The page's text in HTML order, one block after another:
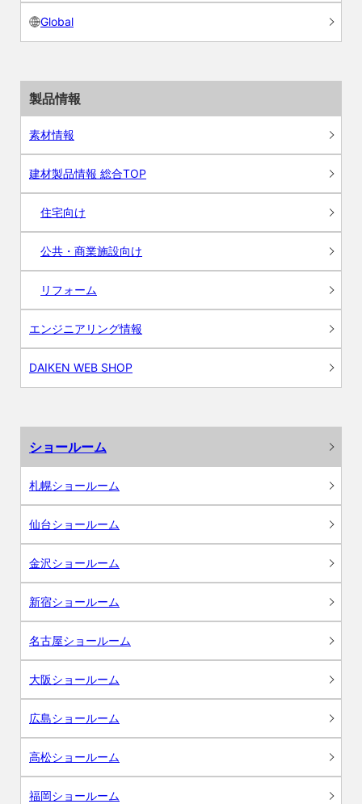
Global
製品情報
素材情報
建材製品情報 総合TOP
住宅向け
公共・商業施設向け
リフォーム
エンジニアリング情報
DAIKEN WEB SHOP
ショールーム
札幌ショールーム
仙台ショールーム
金沢ショールーム
新宿ショールーム
名古屋ショールーム
大阪ショールーム
広島ショールーム
高松ショールーム
福岡ショールーム